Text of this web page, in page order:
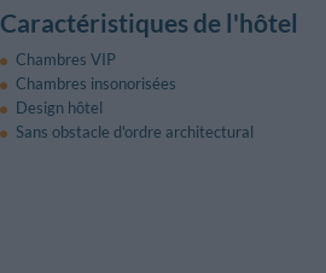
Caractéristiques de l'hôtel
Chambres VIP
Chambres insonorisées
Design hôtel
Sans obstacle d'ordre architectural